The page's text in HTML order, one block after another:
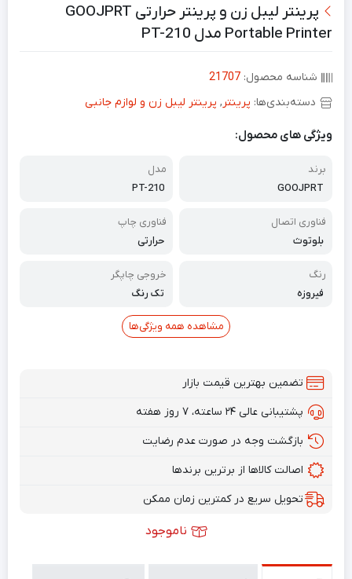
پرینتر لیبل زن و پرینتر حرارتی GOOJPRT
Portable Printer مدل PT-210
شناسه محصول: 21707
دسته‌بندی‌ها: پرینتر , پرینتر لیبل زن و لوازم جانبی
ویژگی های محصول:
برند
GOOJPRT
مدل
PT-210
فناوری اتصال
بلوتوث
فناوری چاپ
حرارتی
رنگ
فیروزه
خروجی چاپگر
تک رنگ
مشاهده همه ویژگی‌ها
تضمین بهترین قیمت بازار
پشتیبانی عالی ۲۴ ساعته، ۷ روز هفته
بازگشت وجه در صورت عدم رضایت
اصالت کالاها از برترین برندها
تحویل سریع در کمترین زمان ممکن
ناموجود